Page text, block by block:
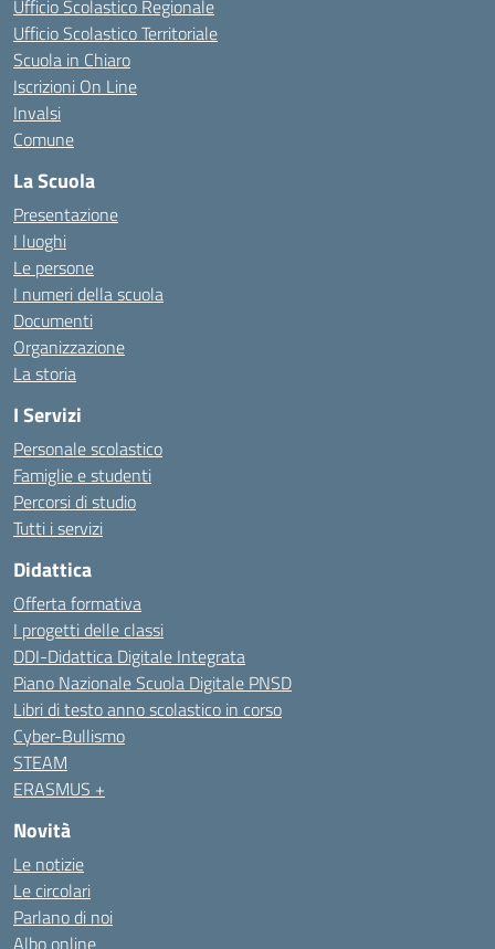
Ufficio Scolastico Regionale
Ufficio Scolastico Territoriale
Scuola in Chiaro
Iscrizioni On Line
Invalsi
Comune
La Scuola
Presentazione
I luoghi
Le persone
I numeri della scuola
Documenti
Organizzazione
La storia
I Servizi
Personale scolastico
Famiglie e studenti
Percorsi di studio
Tutti i servizi
Didattica
Offerta formativa
I progetti delle classi
DDI-Didattica Digitale Integrata
Piano Nazionale Scuola Digitale PNSD
Libri di testo anno scolastico in corso
Cyber-Bullismo
STEAM
ERASMUS +
Novità
Le notizie
Le circolari
Parlano di noi
Albo online